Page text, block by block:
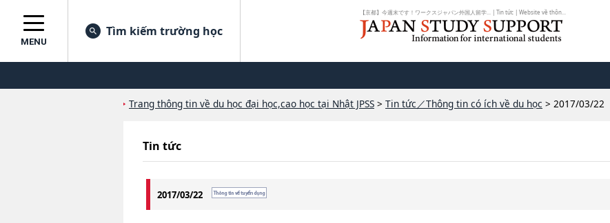
【京都】今週末です！ワークスジャパン外国人留学... | Tin tức | Website về thôn...
MENU
Tìm kiếm trường học
Trang thông tin về du học đại học,cao học tại Nhật JPSS > Tin tức／Thông tin có ích về du học > 2017/03/22
Tin tức
2017/03/22